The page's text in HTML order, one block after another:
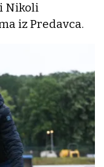
Nikoli
iz Predavca.